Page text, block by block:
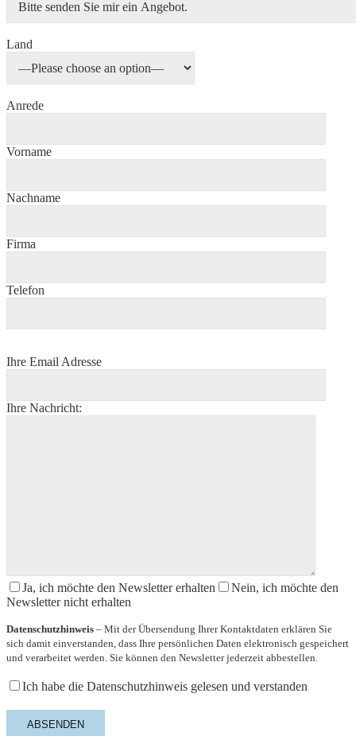
Land
Anrede
Vorname
Nachname
Firma
Telefon
Ihre Email Adresse
Ihre Nachricht:
Ja, ich möchte den Newsletter erhalten
Nein, ich möchte den
Newsletter nicht erhalten
Datenschutzhinweis – Mit der Übersendung Ihrer Kontaktdaten erklären Sie
sich damit einverstanden, dass Ihre persönlichen Daten elektronisch gespeichert
und verarbeitet werden. Sie können den Newsletter jederzeit abbestellen.
Ich habe die Datenschutzhinweis gelesen und verstanden